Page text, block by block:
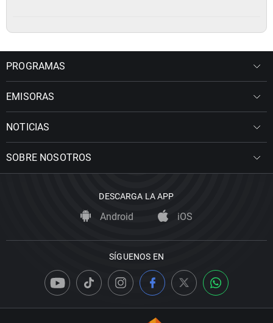
PROGRAMAS
EMISORAS
NOTICIAS
SOBRE NOSOTROS
DESCARGA LA APP
Android iOS
SÍGUENOS EN